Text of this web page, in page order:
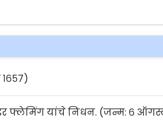
फ्लेमिंग यांचे निधन. (जन्म: ६